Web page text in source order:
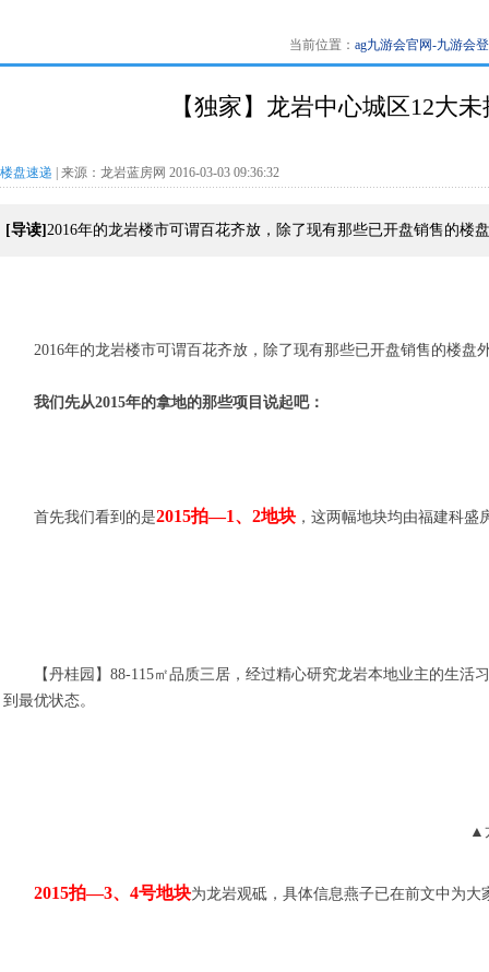
当前位置： ag九游会官网-九游会
【独家】龙岩中心城区12大
楼盘速递 | 来源：龙岩蓝房网 2016-03-03 09:36:32
[导读] 2016年的龙岩楼市可谓百花齐放，除了现有那些已开盘销售的楼
2016年的龙岩楼市可谓百花齐放，除了现有那些已开盘销售的楼
我们先从2015年的拿地的那些项目说起吧：
首先我们看到的是2015拍—1、2地块 ，这两幅地块均由福建科
【丹桂园】88-115㎡品质三居，经过精心研究龙岩本地业主的生
到最优状态。
▲
2015拍—3、4号地块为龙岩观砥，具体信息燕子已在前文中为